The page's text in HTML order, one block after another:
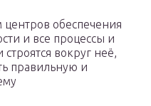
центров обеспечения
и все процессы и
вокруг неё,
правильную и